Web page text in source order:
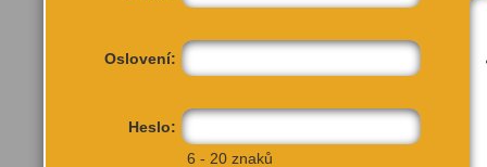
Oslovení:
Heslo:
6 - 20 znaků